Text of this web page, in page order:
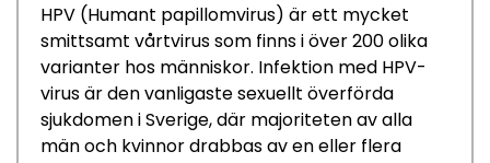
HPV (Humant papillomvirus) är ett mycket
smittsamt vårtvirus som finns i över 200 olika
varianter hos människor. Infektion med HPV-
virus är den vanligaste sexuellt överförda
sjukdomen i Sverige, där majoriteten av alla
män och kvinnor drabbas av en eller flera